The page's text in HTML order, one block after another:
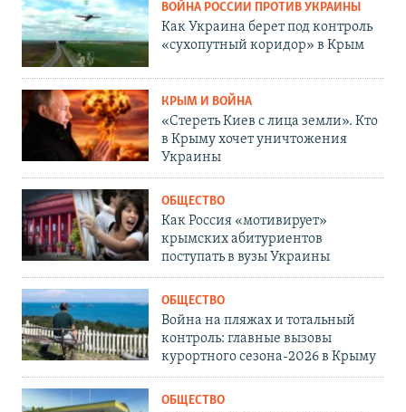
ВОЙНА РОССИИ ПРОТИВ УКРАИНЫ
Как Украина берет под контроль
«сухопутный коридор» в Крым
КРЫМ И ВОЙНА
«Стереть Киев с лица земли». Кто
в Крыму хочет уничтожения
Украины
ОБЩЕСТВО
Как Россия «мотивирует»
крымских абитуриентов
поступать в вузы Украины
ОБЩЕСТВО
Война на пляжах и тотальный
контроль: главные вызовы
курортного сезона-2026 в Крыму
ОБЩЕСТВО